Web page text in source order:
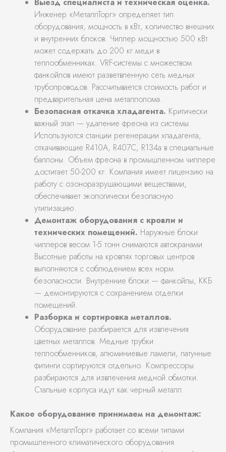
Выезд специалиста и техническая оценка.
Инженер «МеталлТорг» определяет тип
оборудования, мощность в кВт, количество внешних
и внутренних блоков. Чиллер мощностью 500 кВт
может содержать до 200 кг меди в
теплообменниках. VRF-системы с множеством
фанкойлов имеют разветвленную сеть медных
трубопроводов. Рассчитывается стоимость работ и
предварительная цена металлолома.
Безопасная откачка хладагента. Критически
важный этап — удаление фреона из системы.
Используются станции регенерации хладагента,
откачивающие R410A, R407C, R134a в специальные
баллоны. Объем фреона в промышленном чиллере
достигает 50-200 кг. Компания имеет лицензию на
работу с озоноразрушающими веществами,
обеспечивает экологически безопасную
утилизацию.
Демонтаж оборудования с кровли и
технических помещений. Наружные блоки
чиллеров весом 1-5 тонн снимаются автокранами.
Высотные работы на кровлях торговых центров
выполняются с соблюдением всех норм
безопасности. Внутренние блоки — фанкойлы, ККБ
— демонтируются с сохранением отделки
помещений.
Разборка и сортировка металлов.
Оборудование разбирается для извлечения
цветных металлов. Медные трубки
теплообменников, алюминиевые ламели, латунные
фитинги сортируются отдельно. Компрессоры
разбираются для извлечения медной обмотки.
Стальные корпуса идут как черный металл.
Какое оборудование принимаем на демонтаж:
Компания «МеталлТорг» работает со всеми типами
промышленного климатического оборудования.